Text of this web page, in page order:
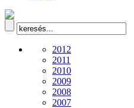
2012
2011
2010
2009
2008
2007